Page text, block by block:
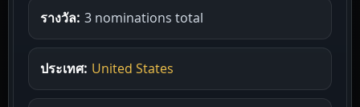
รางวัล: 3 nominations total
ประเทศ: United States